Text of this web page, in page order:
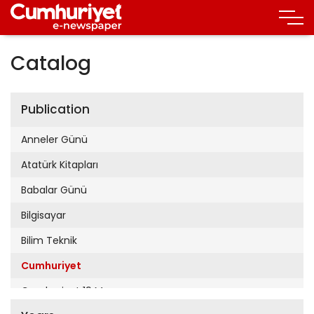
Catalog
Publication
Anneler Günü
Atatürk Kitapları
Babalar Günü
Bilgisayar
Bilim Teknik
Cumhuriyet
Cumhuriyet 19 Mayıs